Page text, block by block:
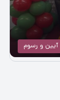
آيین و رسوم